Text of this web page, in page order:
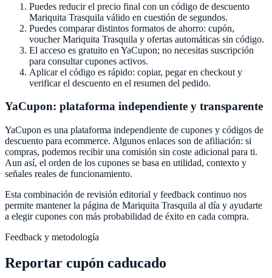
Puedes reducir el precio final con un código de descuento
Mariquita Trasquila válido en cuestión de segundos.
Puedes comparar distintos formatos de ahorro: cupón,
voucherMariquita Trasquila y ofertas automáticas sin código.
El acceso es gratuito en YaCupon; no necesitas suscripción
para consultar cupones activos.
Aplicar el código es rápido: copiar, pegar en checkout y
verificar el descuento en el resumen del pedido.
YaCupon: plataforma independiente y transparente
YaCupon es una plataforma independiente de cupones y códigos de
descuento para ecommerce. Algunos enlaces son de afiliación: si
compras, podemos recibir una comisión sin coste adicional para ti.
Aun así, el orden de los cupones se basa en utilidad, contexto y
señales reales de funcionamiento.
Esta combinación de revisión editorial y feedback continuo nos
permite mantener la página de Mariquita Trasquila al día y ayudarte
a elegir cupones con más probabilidad de éxito en cada compra.
Feedback y metodología
Reportar cupón caducado